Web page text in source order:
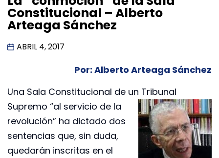
Constitucional – Alberto
Arteaga Sánchez
ABRIL 4, 2017
Por: Alberto Arteaga Sánchez
Una Sala Constitucional de un Tribunal
Supremo “al servicio de la
revolución” ha dictado dos
sentencias que, sin duda,
quedarán inscritas en el